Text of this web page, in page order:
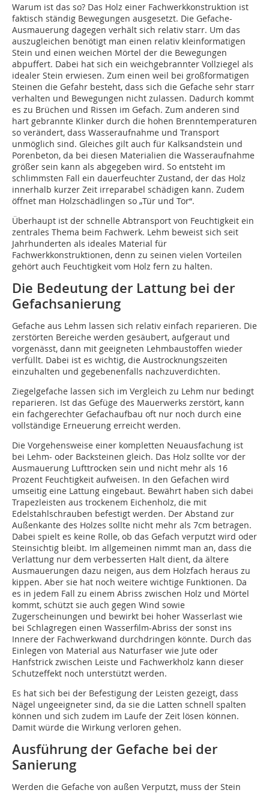
Warum ist das so? Das Holz einer Fachwerkkonstruktion ist
faktisch ständig Bewegungen ausgesetzt. Die Gefache-
Ausmauerung dagegen verhält sich relativ starr. Um das
auszugleichen benötigt man einen relativ kleinformatigen
Stein und einen weichen Mörtel der die Bewegungen
abpuffert. Dabei hat sich ein weichgebrannter Vollziegel als
idealer Stein erwiesen. Zum einen weil bei großformatigen
Steinen die Gefahr besteht, dass sich die Gefache sehr starr
verhalten und Bewegungen nicht zulassen. Dadurch kommt
es zu Brüchen und Rissen im Gefach. Zum anderen sind
hart gebrannte Klinker durch die hohen Brenntemperaturen
so verändert, dass Wasseraufnahme und Transport
unmöglich sind. Gleiches gilt auch für Kalksandstein und
Porenbeton, da bei diesen Materialien die Wasseraufnahme
größer sein kann als abgegeben wird. So entsteht im
schlimmsten Fall ein dauerfeuchter Zustand, der das Holz
innerhalb kurzer Zeit irreparabel schädigen kann. Zudem
öffnet man Holzschädlingen so „Tür und Tor“.
Überhaupt ist der schnelle Abtransport von Feuchtigkeit ein
zentrales Thema beim Fachwerk. Lehm beweist sich seit
Jahrhunderten als ideales Material für
Fachwerkkonstruktionen, denn zu seinen vielen Vorteilen
gehört auch Feuchtigkeit vom Holz fern zu halten.
Die Bedeutung der Lattung bei der
Gefachsanierung
Gefache aus Lehm lassen sich relativ einfach reparieren. Die
zerstörten Bereiche werden gesäubert, aufgeraut und
vorgenässt, dann mit geeigneten Lehmbaustoffen wieder
verfüllt. Dabei ist es wichtig, die Austrocknungszeiten
einzuhalten und gegebenenfalls nachzuverdichten.
Ziegelgefache lassen sich im Vergleich zu Lehm nur bedingt
reparieren. Ist das Gefüge des Mauerwerks zerstört, kann
ein fachgerechter Gefachaufbau oft nur noch durch eine
vollständige Erneuerung erreicht werden.
Die Vorgehensweise einer kompletten Neuausfachung ist
bei Lehm- oder Backsteinen gleich. Das Holz sollte vor der
Ausmauerung Lufttrocken sein und nicht mehr als 16
Prozent Feuchtigkeit aufweisen. In den Gefachen wird
umseitig eine Lattung eingebaut. Bewährt haben sich dabei
Trapezleisten aus trockenem Eichenholz, die mit
Edelstahlschrauben befestigt werden. Der Abstand zur
Außenkante des Holzes sollte nicht mehr als 7cm betragen.
Dabei spielt es keine Rolle, ob das Gefach verputzt wird oder
Steinsichtig bleibt. Im allgemeinen nimmt man an, dass die
Verlattung nur dem verbesserten Halt dient, da ältere
Ausmauerungen dazu neigen, aus dem Holzfach heraus zu
kippen. Aber sie hat noch weitere wichtige Funktionen. Da
es in jedem Fall zu einem Abriss zwischen Holz und Mörtel
kommt, schützt sie auch gegen Wind sowie
Zugerscheinungen und bewirkt bei hoher Wasserlast wie
bei Schlagregen einen Wasserfilm-Abriss der sonst ins
Innere der Fachwerkwand durchdringen könnte. Durch das
Einlegen von Material aus Naturfaser wie Jute oder
Hanfstrick zwischen Leiste und Fachwerkholz kann dieser
Schutzeffekt noch unterstützt werden.
Es hat sich bei der Befestigung der Leisten gezeigt, dass
Nägel ungeeigneter sind, da sie die Latten schnell spalten
können und sich zudem im Laufe der Zeit lösen können.
Damit würde die Wirkung verloren gehen.
Ausführung der Gefache bei der
Sanierung
Werden die Gefache von außen Verputzt, muss der Stein